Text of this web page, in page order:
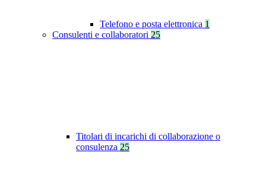
Telefono e posta elettronica 1
Consulenti e collaboratori 25
Titolari di incarichi di collaborazione o
consulenza 25